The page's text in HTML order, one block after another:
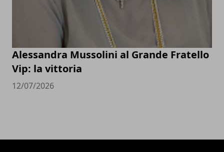
Alessandra Mussolini al Grande Fratello
Vip: la vittoria
12/07/2026